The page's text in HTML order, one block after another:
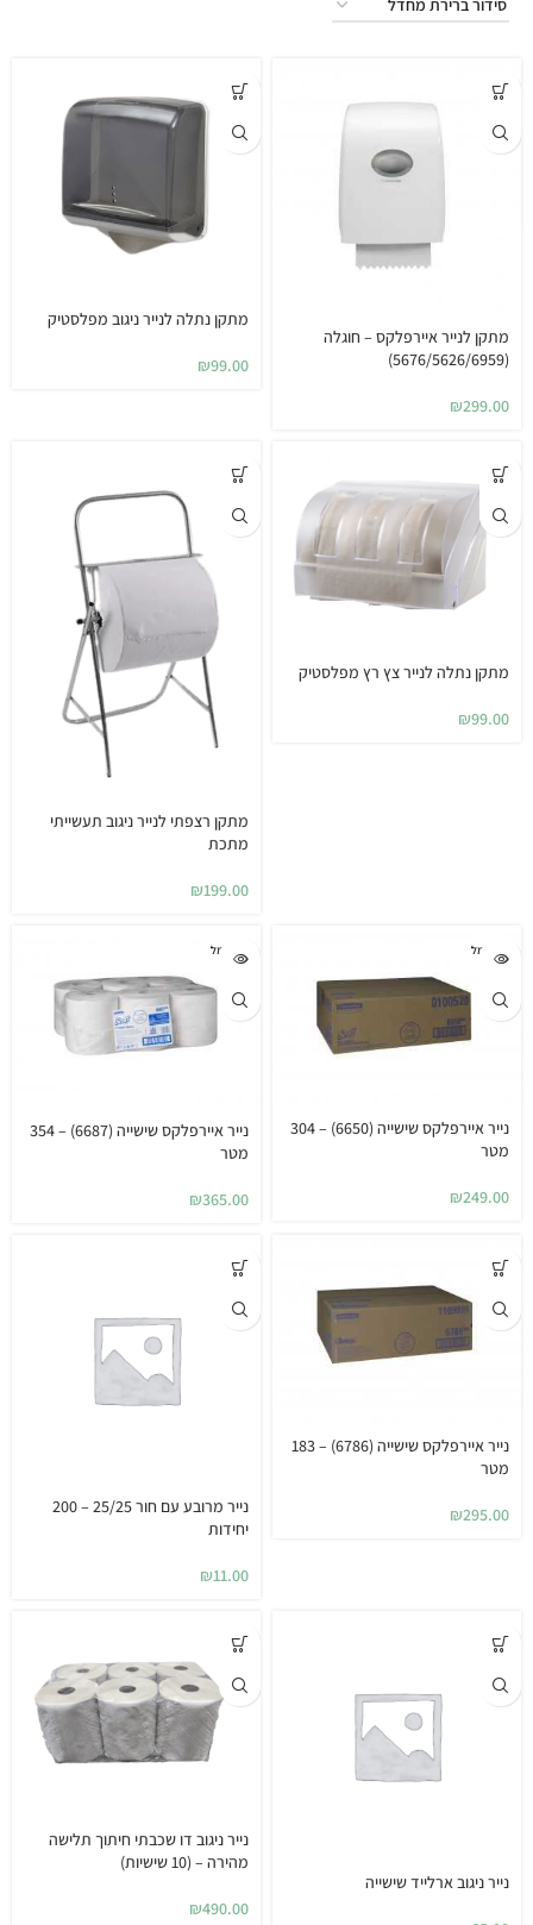
מתקן לנייר איירפלקס – חוגלה
(5676/5626/6959)
₪299.00
מתקן נתלה לנייר ניגוב מפלסטיק
₪99.00
מתקן נתלה לנייר צץ רץ מפלסטיק
₪99.00
מתקן רצפתי לנייר ניגוב תעשייתי
מתכת
₪199.00
אזל המל
אי
נייר איירפלקס שישייה (6650) – 304
מטר
₪249.00
אזל המל
אי
נייר איירפלקס שישייה (6687) – 354
מטר
₪365.00
נייר איירפלקס שישייה (6786) – 183
מטר
₪295.00
נייר מרובע עם חור 25/25 – 200
יחידות
₪11.00
נייר ניגוב ארלייד שישייה
נייר ניגוב דו שכבתי חיתוך תלישה
מהירה – (10 שישיות)
₪490.00